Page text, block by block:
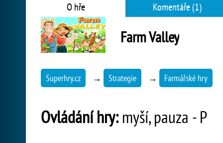
O hře Komentáře (1)
Farm Valley
Superhry.cz → Strategie → Farmářské hry
Ovládání hry:myší, pauza - P